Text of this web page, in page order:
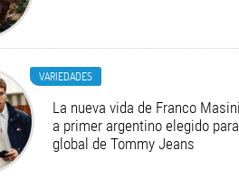
VARIEDADES
La nueva vida de Franco
a primer argentino elegido
global de Tommy Jeans